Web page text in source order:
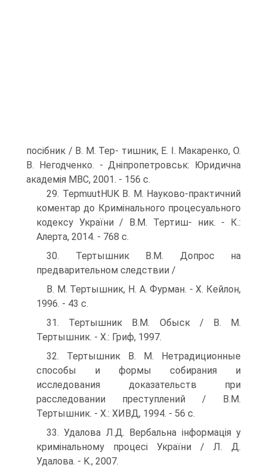
посібник / В. М. Tep- тишник, Е. I. Макаренко, О.
В. Негодченко. - Дніпропетровськ: Юридична
академія MBC, 2001. - 156 с.
29. TepmuutHUK В. М. Науково-практичний
коментар до Кримі­нального процесуального
кодексу України / В.М. Тертиш- ник. - К.:
Алерта, 2014. - 768 с.
30. Тертышник В.М. Допрос на
предварительном следствии /
B. М. Тертышник, Н. А. Фурман. - X. Кейлон,
1996. - 43 с.
31. Тертышник В.М. Обыск / В. М.
Тертышник. - X.: Гриф, 1997.
32. Тертышник В. М. Нетрадиционные
способы и формы собира­ния и
исследования доказательств при
расследовании престу­плений / В.М.
Тертышник. - X.: ХИВД, 1994. - 56 с.
33. Удалова Л.Д. Вербальна інформація у
кримінальному процесі України / Л. Д.
Удалова. - K., 2007.